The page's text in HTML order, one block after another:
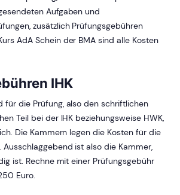
Aufgaben und
zusätzlich Prüfungsgebühren
AdA Schein der BMA sind alle Kosten
IHK
für die Prüfung, also den schriftlichen
Teil bei der IHK beziehungsweise HWK,
Die Kammern legen die Kosten für die
ist also die Kammer,
ist. Rechne mit einer Prüfungsgebühr
Euro.